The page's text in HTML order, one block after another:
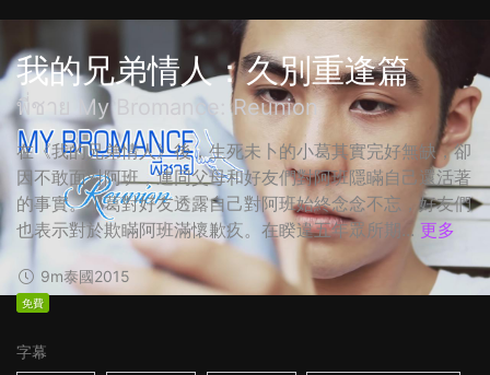
我的兄弟情人：久別重逢篇
พี่ชาย My Bromance: Reunion
在《我的兄弟情人》後，生死未卜的小葛其實完好無缺，卻
因不敢面對阿班，連同父母和好友們對阿班隱瞞自己還活著
的事實。小葛對好友透露自己對阿班始終念念不忘，好友們
也表示對於欺瞞阿班滿懷歉疚。在睽違五年眾所期... 更多
9m泰國2015
免費
字幕